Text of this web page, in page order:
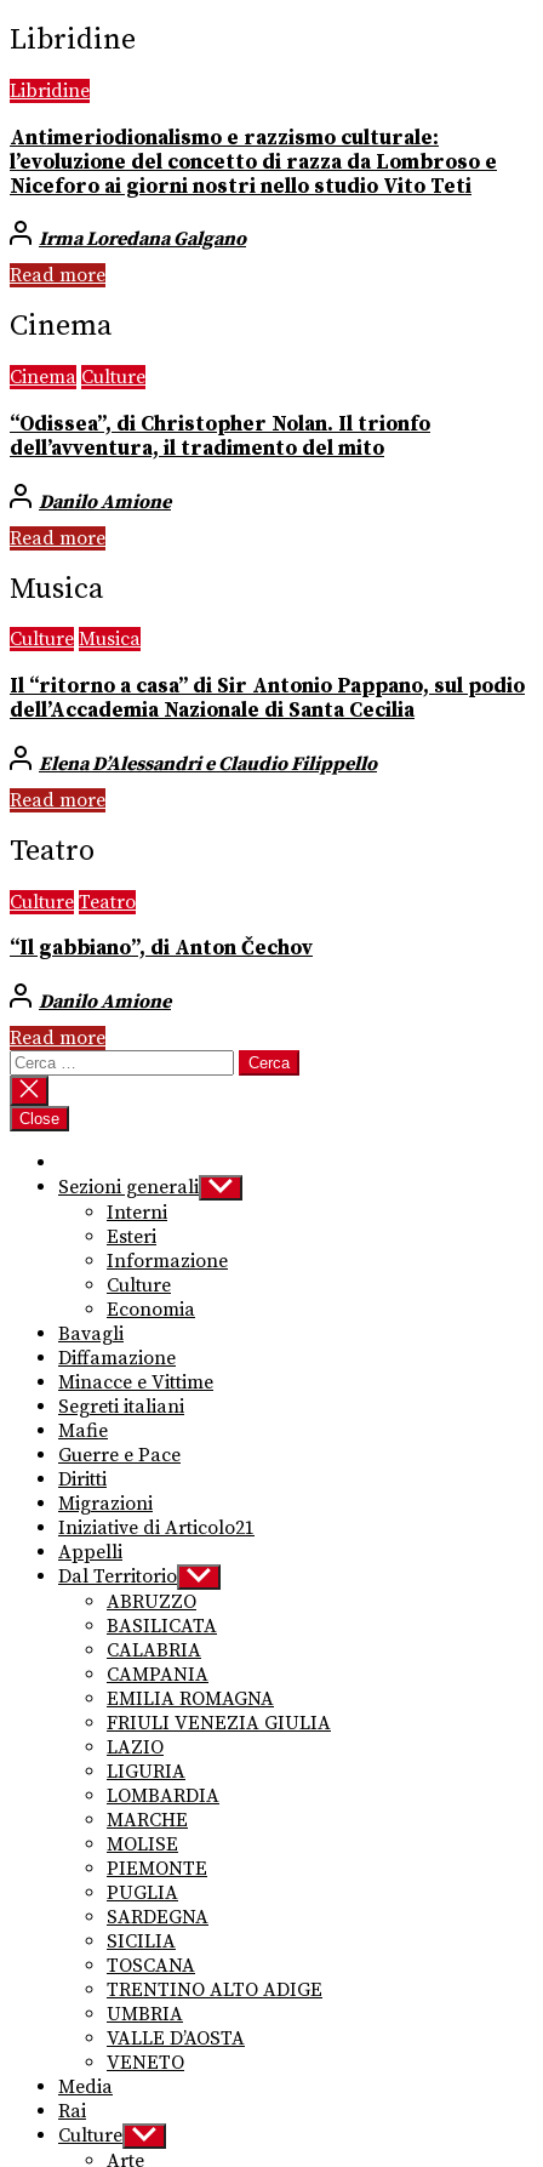
Libridine
Libridine
Antimeriodionalismo e razzismo culturale:
l’evoluzione del concetto di razza da Lombroso e
Niceforo ai giorni nostri nello studio Vito Teti
Irma Loredana Galgano
Read more
Cinema
Cinema Culture
“Odissea”, di Christopher Nolan. Il trionfo
dell’avventura, il tradimento del mito
Danilo Amione
Read more
Musica
Culture Musica
Il “ritorno a casa” di Sir Antonio Pappano, sul podio
dell’Accademia Nazionale di Santa Cecilia
Elena D’Alessandri e Claudio Filippello
Read more
Teatro
Culture Teatro
“Il gabbiano”, di Anton Čechov
Danilo Amione
Read more
Ricerca
per:
Close
Sezioni generali Show
sub
Interni
Esteri
Informazione
Culture
Economia
Bavagli
Diffamazione
Minacce e Vittime
Segreti italiani
Mafie
Guerre e Pace
Diritti
Migrazioni
Iniziative di Articolo21
Appelli
Dal Territorio Show
sub
menu
ABRUZZO
BASILICATA
CALABRIA
CAMPANIA
EMILIA ROMAGNA
FRIULI VENEZIA GIULIA
LAZIO
LIGURIA
LOMBARDIA
MARCHE
MOLISE
PIEMONTE
PUGLIA
SARDEGNA
SICILIA
TOSCANA
TRENTINO ALTO ADIGE
UMBRIA
VALLE D’AOSTA
VENETO
Media
Rai
Culture Show
sub
Arte